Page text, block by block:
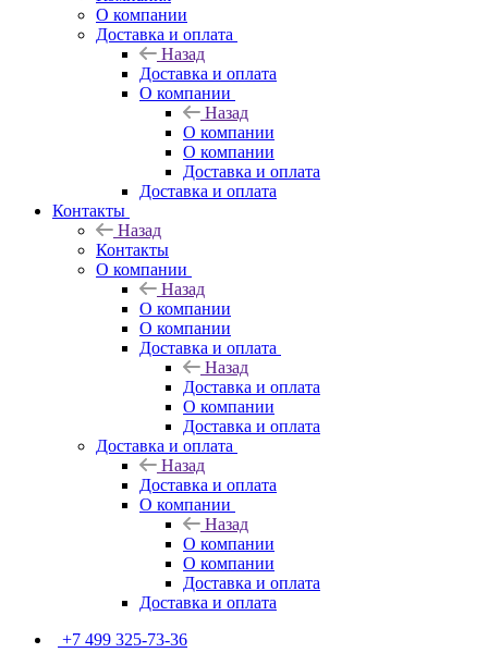
О компании
Доставка и оплата
Назад
Доставка и оплата
О компании
Назад
О компании
О компании
Доставка и оплата
Доставка и оплата
Контакты
Назад
Контакты
О компании
Назад
О компании
О компании
Доставка и оплата
Назад
Доставка и оплата
О компании
Доставка и оплата
Доставка и оплата
Назад
Доставка и оплата
О компании
Назад
О компании
О компании
Доставка и оплата
Доставка и оплата
+7 499 325-73-36